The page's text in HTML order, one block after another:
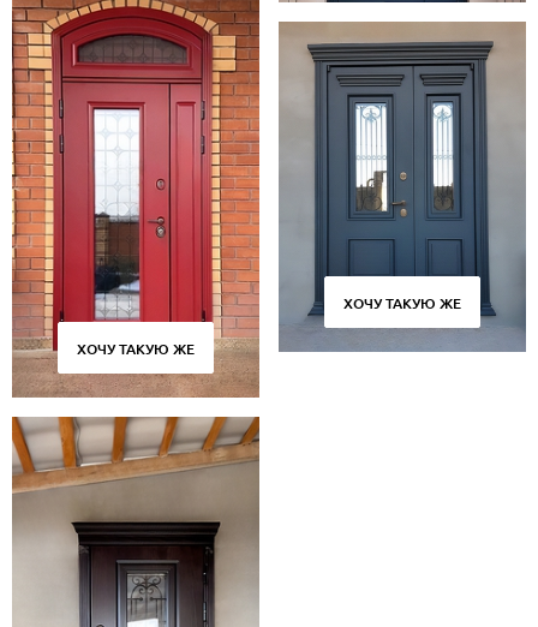
Металлические двери от производителя с доставкой и установкой в
Москве и МО
НАЙТИ:
ПН-СБ - с 9:00 до 21:00, ВС - до 19:00
+7 (495) 411-44-41
INFO@META-M.RU
ЗАПРОСИТЬ РАСЧЕТ
Распродажа Как купить
Записаться на замер
ХОЧУ ТАКУЮ ЖЕ
ХОЧУ ТАКУЮ ЖЕ